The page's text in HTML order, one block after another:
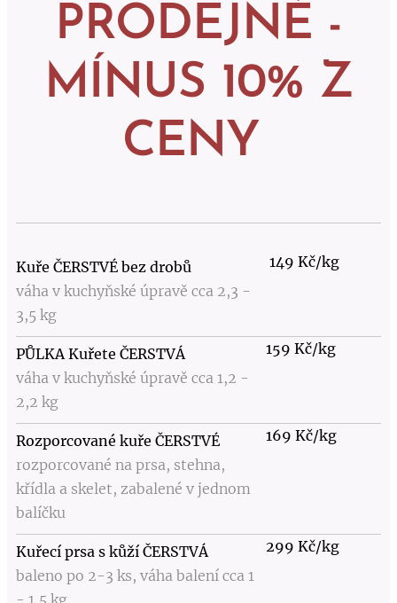
PRODEJNĚ -
MÍNUS 10% Z
CENY
Kuře ČERSTVÉ bez drobů
váha v kuchyňské úpravě cca 2,3 -
3,5 kg
149 Kč/kg
PŮLKA Kuřete ČERSTVÁ
váha v kuchyňské úpravě cca 1,2 -
2,2 kg
159 Kč/kg
Rozporcované kuře ČERSTVÉ
rozporcované na prsa, stehna,
křídla a skelet, zabalené v jednom
balíčku
169 Kč/kg
Kuřecí prsa s kůží ČERSTVÁ
baleno po 2-3 ks, váha balení cca 1
- 1,5 kg
299 Kč/kg